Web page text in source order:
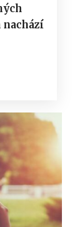
nachází